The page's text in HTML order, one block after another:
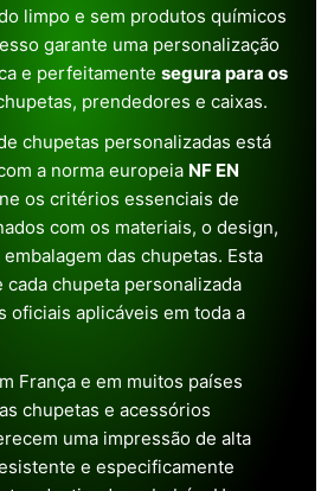
limpo e sem produtos químicos
garante uma personalização
e perfeitamente segura para os
prendedores e caixas.
chupetas personalizadas está
a norma europeia NF EN
os critérios essenciais de
com os materiais, o design,
das chupetas. Esta
cada chupeta personalizada
oficiais aplicáveis em toda a
França e em muitos países
chupetas e acessórios
uma impressão de alta
e especificamente